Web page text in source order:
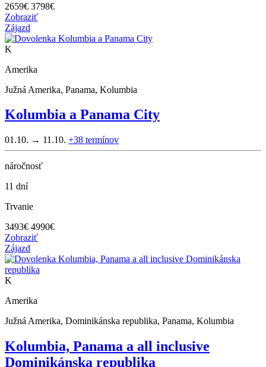
2659€ 3798€
Zobraziť
Zájazd
K
Amerika
Južná Amerika, Panama, Kolumbia
Kolumbia a Panama City
01.10. → 11.10. +38 termínov
náročnosť
11 dní
Trvanie
3493€ 4990€
Zobraziť
Zájazd
K
Amerika
Južná Amerika, Dominikánska republika, Panama, Kolumbia
Kolumbia, Panama a all inclusive
Dominikánska republika